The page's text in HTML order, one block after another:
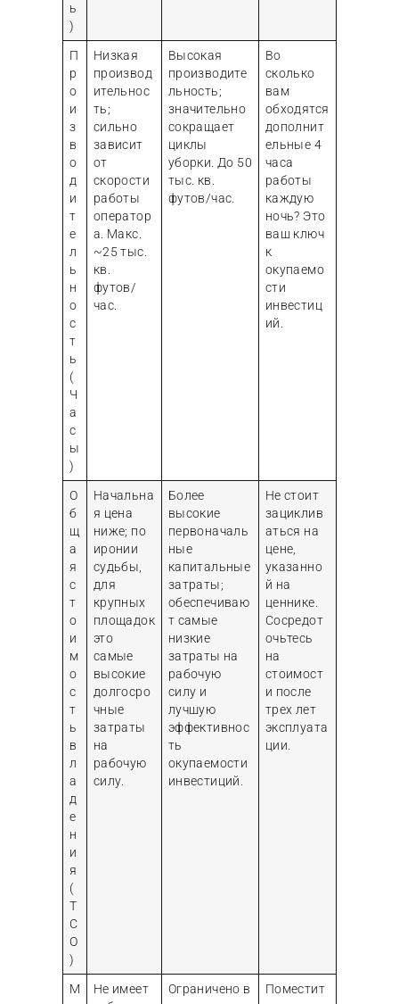
ь
)
П
р
о
и
з
в
о
д
и
т
е
л
ь
н
о
с
т
ь
(
Ч
а
с
ы
)
Низкая
производ
ительнос
ть;
сильно
зависит
от
скорости
работы
оператор
а. Макс.
~25 тыс.
кв.
футов/
час.
Высокая
производите
льность;
значительно
сокращает
циклы
уборки. До 50
тыс. кв.
футов/час.
Во
сколько
вам
обходятся
дополнит
ельные 4
часа
работы
каждую
ночь? Это
ваш ключ
к
окупаемо
сти
инвестиц
ий.
О
б
щ
а
я
с
т
о
и
м
о
с
т
ь
в
л
а
д
е
н
и
я
(
T
C
O
)
Начальна
я цена
ниже; по
иронии
судьбы,
для
крупных
площадок
это
самые
высокие
долгосро
чные
затраты
на
рабочую
силу.
Более
высокие
первоначаль
ные
капитальные
затраты;
обеспечиваю
т самые
низкие
затраты на
рабочую
силу и
лучшую
эффективнос
ть
окупаемости
инвестиций.
Не стоит
зациклив
аться на
цене,
указанно
й на
ценнике.
Сосредот
очьтесь
на
стоимост
и после
трех лет
эксплуата
ции.
М
Не имеет
Ограничено в
Поместит